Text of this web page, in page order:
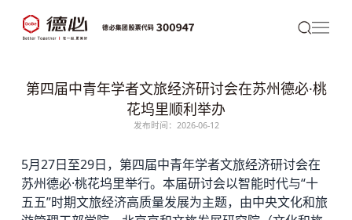
第四届中青年学者文旅经济研讨会在苏州德必·桃
花坞里顺利举办
发布时间：2026-06-12
5月27日至29日，第四届中青年学者文旅经济研讨会在
苏州德必·桃花坞里举行。本届研讨会以智能时代与“十
五五”时期文旅经济高质量发展为主题，由中央文化和旅